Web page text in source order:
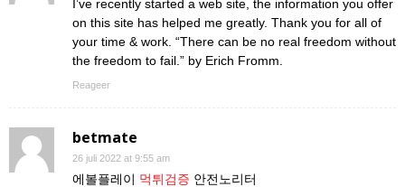
I’ve recently started a web site, the information you offer
on this site has helped me greatly. Thank you for all of
your time & work. “There can be no real freedom without
the freedom to fail.” by Erich Fromm.
Reageer
betmate
26 juli 2022 at 9:55 am
에볼플레이 먹튀검증 안전노리터